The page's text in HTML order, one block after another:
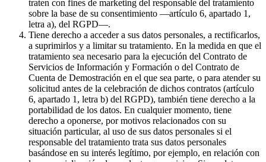
traten con fines de marketing del responsable del tratamiento
sobre la base de su consentimiento —artículo 6, apartado 1,
letra a), del RGPD—.
Tiene derecho a acceder a sus datos personales, a rectificarlos,
a suprimirlos y a limitar su tratamiento. En la medida en que el
tratamiento sea necesario para la ejecución del Contrato de
Servicios de Información y Formación o del Contrato de
Cuenta de Demostración en el que sea parte, o para atender su
solicitud antes de la celebración de dichos contratos (artículo
6, apartado 1, letra b) del RGPD), también tiene derecho a la
portabilidad de los datos. En cualquier momento, tiene
derecho a oponerse, por motivos relacionados con su
situación particular, al uso de sus datos personales si el
responsable del tratamiento trata sus datos personales
basándose en su interés legítimo, por ejemplo, en relación con